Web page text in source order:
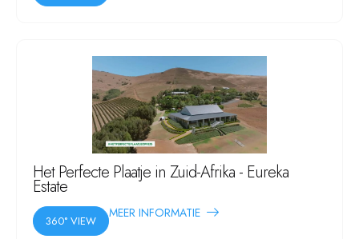
Het Perfecte Plaatje in Zuid-Afrika - Eureka
Estate
360° VIEW
MEER INFORMATIE